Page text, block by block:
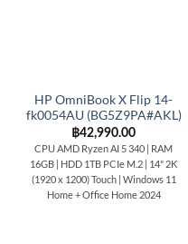
HP OmniBook X Flip 14-
fk0054AU (BG5Z9PA#AKL)
฿42,990.00
CPU AMD Ryzen AI 5 340 | RAM
16GB | HDD 1TB PCIe M.2 | 14" 2K
(1920 x 1200) Touch | Windows 11
Home + Office Home 2024